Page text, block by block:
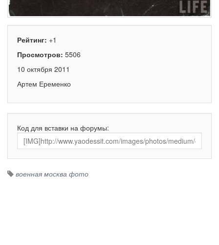
Рейтинг: +1
Просмотров: 5506
10 октября 2011
Артем Еременко
Код для вставки на форумы:
военная москва фото